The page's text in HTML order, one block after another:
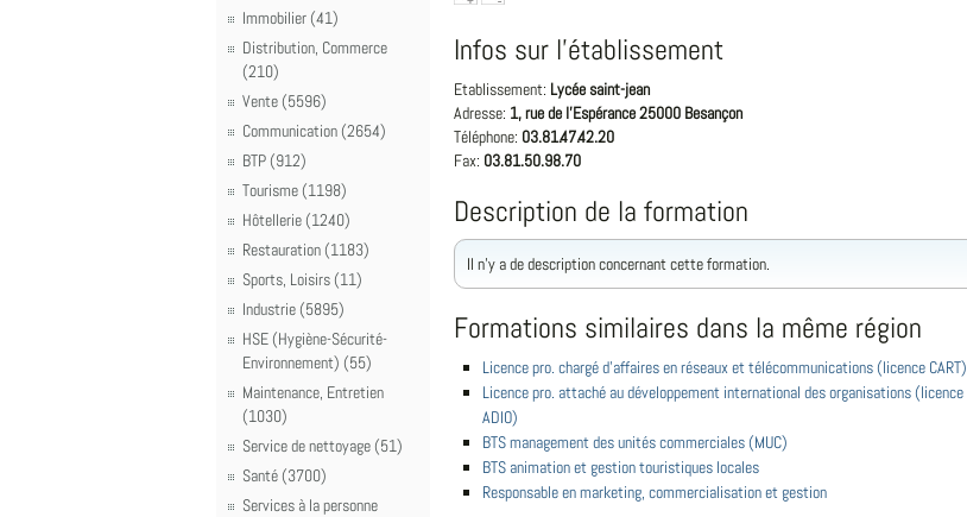
Immobilier (41)
Distribution, Commerce
(210)
Vente (5596)
Communication (2654)
BTP (912)
Tourisme (1198)
Hôtellerie (1240)
Restauration (1183)
Sports, Loisirs (11)
Industrie (5895)
HSE (Hygiène-Sécurité-
Environnement) (55)
Maintenance, Entretien
(1030)
Service de nettoyage (51)
Santé (3700)
Services à la personne
Infos sur l'établissement
Etablissement: Lycée saint-jean
Adresse: 1, rue de l'Espérance 25000 Besançon
Téléphone: 03.81.47.42.20
Fax: 03.81.50.98.70
Description de la formation
Il n'y a de description concernant cette formation.
Formations similaires dans la même région
Licence pro. chargé d'affaires en réseaux et télécommunications (licence CART)
Licence pro. attaché au développement international des organisations (licence
ADIO)
BTS management des unités commerciales (MUC)
BTS animation et gestion touristiques locales
Responsable en marketing, commercialisation et gestion